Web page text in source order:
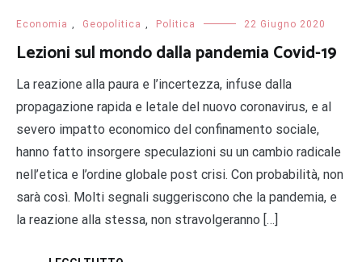
Economia , Geopolitica , Politica 22 Giugno 2020
Lezioni sul mondo dalla pandemia Covid-19
La reazione alla paura e l’incertezza, infuse dalla
propagazione rapida e letale del nuovo coronavirus, e al
severo impatto economico del confinamento sociale,
hanno fatto insorgere speculazioni su un cambio radicale
nell’etica e l’ordine globale post crisi. Con probabilità, non
sarà così. Molti segnali suggeriscono che la pandemia, e
la reazione alla stessa, non stravolgeranno […]